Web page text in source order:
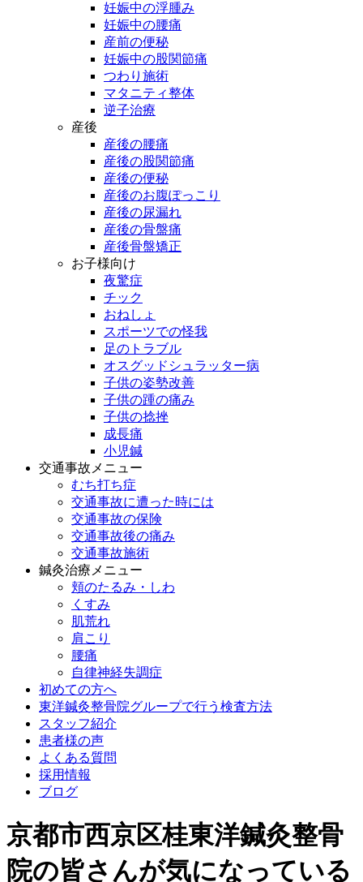
妊娠中の浮腫み
妊娠中の腰痛
産前の便秘
妊娠中の股関節痛
つわり施術
マタニティ整体
逆子治療
産後
産後の腰痛
産後の股関節痛
産後の便秘
産後のお腹ぽっこり
産後の尿漏れ
産後の骨盤痛
産後骨盤矯正
お子様向け
夜驚症
チック
おねしょ
スポーツでの怪我
足のトラブル
オスグッドシュラッター病
子供の姿勢改善
子供の踵の痛み
子供の捻挫
成長痛
小児鍼
交通事故メニュー
むち打ち症
交通事故に遭った時には
交通事故の保険
交通事故後の痛み
交通事故施術
鍼灸治療メニュー
頬のたるみ・しわ
くすみ
肌荒れ
肩こり
腰痛
自律神経失調症
初めての方へ
東洋鍼灸整骨院グループで行う検査方法
スタッフ紹介
患者様の声
よくある質問
採用情報
ブログ
京都市西京区桂東洋鍼灸整骨
院の皆さんが気になっている